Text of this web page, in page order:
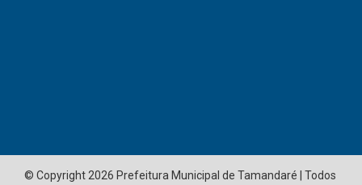
Vice Prefeito
O Prefeito